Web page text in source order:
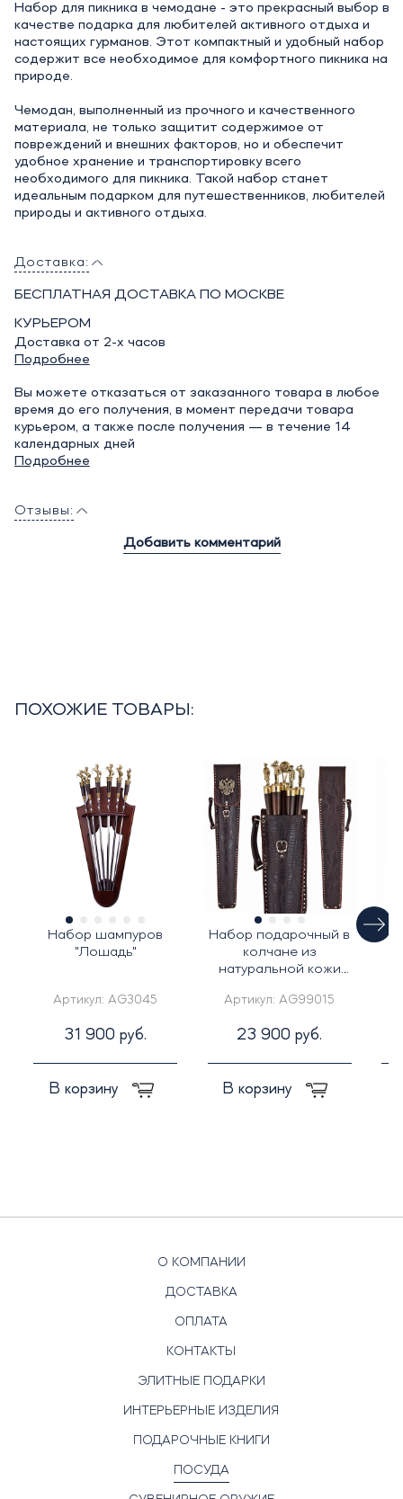
Набор для пикника в чемодане - это прекрасный выбор в
качестве подарка для любителей активного отдыха и
настоящих гурманов. Этот компактный и удобный набор
содержит все необходимое для комфортного пикника на
природе.
Чемодан, выполненный из прочного и качественного
материала, не только защитит содержимое от
повреждений и внешних факторов, но и обеспечит
удобное хранение и транспортировку всего
необходимого для пикника. Такой набор станет
идеальным подарком для путешественников, любителей
природы и активного отдыха.
Доставка:
БЕСПЛАТНАЯ ДОСТАВКА ПО МОСКВЕ
КУРЬЕРОМ
Доставка от 2-х часов
Подробнее
Вы можете отказаться от заказанного товара в любое
время до его получения, в момент передачи товара
курьером, а также после получения — в течение 14
календарных дней
Подробнее
Отзывы:
Добавить комментарий
ПОХОЖИЕ ТОВАРЫ:
Набор шампуров
"Лошадь"
Артикул: AG3045
31 900 руб.
В корзину
Набор подарочный в
колчане из
натуральной кожи
Артикул: AG99015
23 900 руб.
В корзину
О КОМПАНИИ
ДОСТАВКА
ОПЛАТА
КОНТАКТЫ
ЭЛИТНЫЕ ПОДАРКИ
ИНТЕРЬЕРНЫЕ ИЗДЕЛИЯ
ПОДАРОЧНЫЕ КНИГИ
ПОСУДА